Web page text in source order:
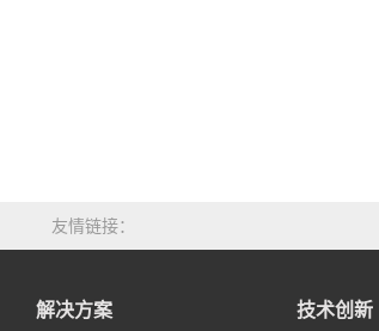
友情链接
解决方案 技术创新